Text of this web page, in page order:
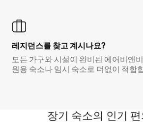
레지던스를 찾고 계시나요?
모든 가구와 시설이 완비된 에어비앤
원용 숙소나 임시 숙소로 더없이 적합
장기 숙소의 인기